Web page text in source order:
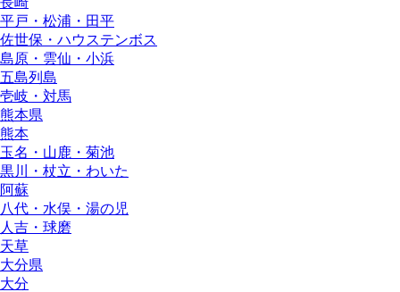
平戸・松浦・田平
佐世保・ハウステンボス
島原・雲仙・小浜
五島列島
壱岐・対馬
熊本県
熊本
玉名・山鹿・菊池
黒川・杖立・わいた
阿蘇
八代・水俣・湯の児
人吉・球磨
天草
大分県
大分